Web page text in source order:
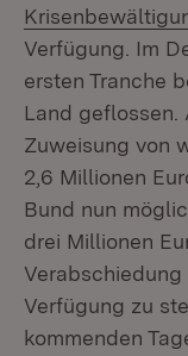
Verfügung. Im
ersten Tranche
Land geflossen.
Zuweisung von
2,6 Millionen
Bund nun
drei Millionen
Verfügung zu
kommenden